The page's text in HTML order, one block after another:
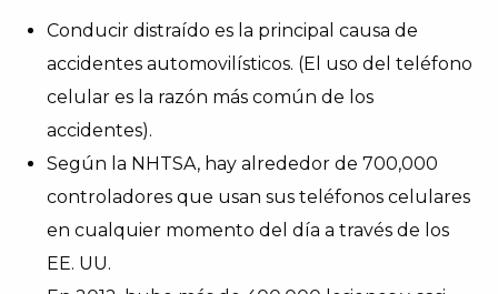
Conducir distraído es la principal causa de
accidentes automovilísticos. (El uso del teléfono
celular es la razón más común de los
accidentes).
Según la NHTSA, hay alrededor de 700,000
controladores que usan sus teléfonos celulares
en cualquier momento del día a través de los
EE. UU.